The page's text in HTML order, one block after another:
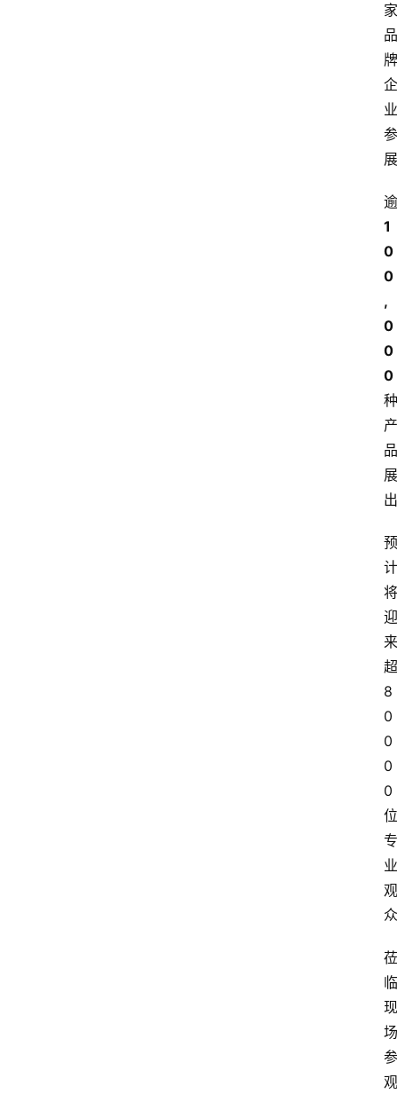
家
品
牌
企
业
参
展
逾
1
0
0
,
0
0
0
种
产
品
展
出
预
计
将
迎
来
超
8
0
0
0
0
位
专
业
观
众
莅
临
现
场
参
观